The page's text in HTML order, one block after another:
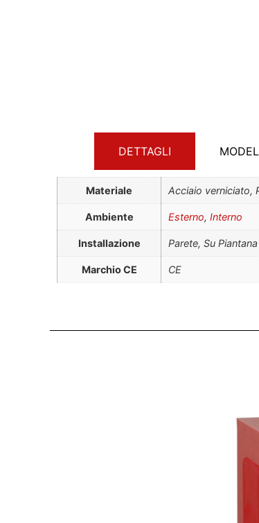
DETTAGLI
Materiale Acciaio verniciato,
Ambiente Esterno, Interno
Installazione Parete, Su Piantana
Marchio CE CE